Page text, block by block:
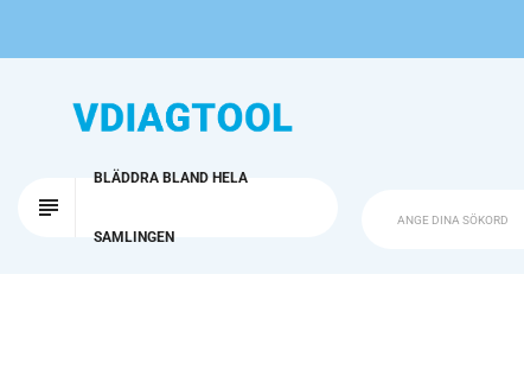
BLÄDDRA BLAND HELA
SAMLINGEN